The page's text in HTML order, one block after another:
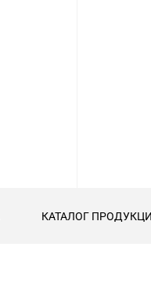
КАТАЛОГ